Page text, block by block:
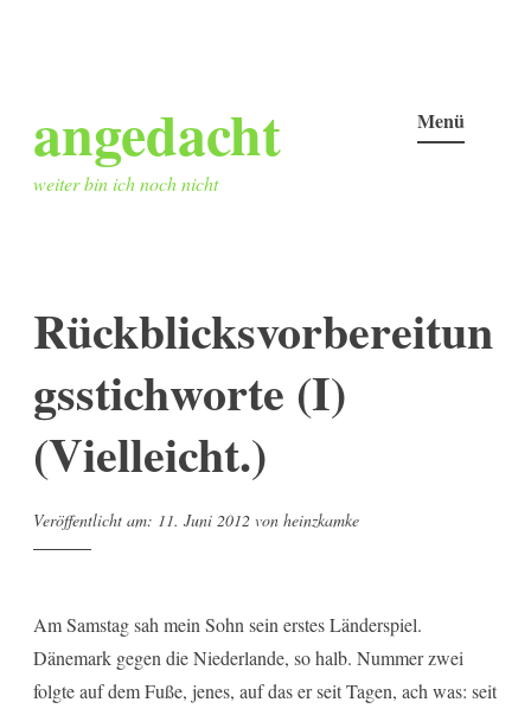
springen
angedacht
weiter bin ich noch nicht
Menü
Rückblicksvorbereitun
gsstichworte (I)
(Vielleicht.)
Veröffentlicht am: 11. Juni 2012 von heinzkamke
Am Samstag sah mein Sohn sein erstes Länderspiel.
Dänemark gegen die Niederlande, so halb. Nummer zwei
folgte auf dem Fuße, jenes, auf das er seit Tagen, ach was: seit